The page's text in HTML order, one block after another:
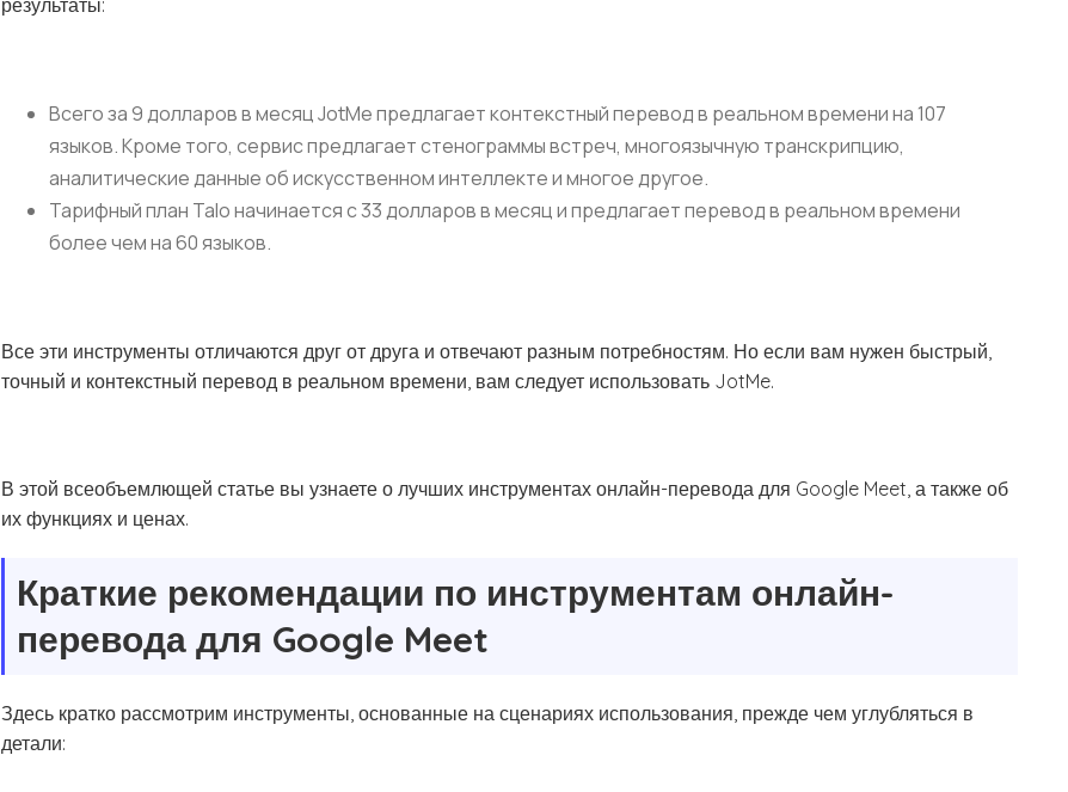
результаты:
Всего за 9 долларов в месяц JotMe предлагает контекстный перевод в реальном времени на 107
языков. Кроме того, сервис предлагает стенограммы встреч, многоязычную транскрипцию,
аналитические данные об искусственном интеллекте и многое другое.
Тарифный план Talo начинается с 33 долларов в месяц и предлагает перевод в реальном времени
более чем на 60 языков.
Все эти инструменты отличаются друг от друга и отвечают разным потребностям. Но если вам нужен быстрый,
точный и контекстный перевод в реальном времени, вам следует использовать JotMe.
В этой всеобъемлющей статье вы узнаете о лучших инструментах онлайн-перевода для Google Meet, а также об
их функциях и ценах.
Краткие рекомендации по инструментам онлайн-
перевода для Google Meet
Здесь кратко рассмотрим инструменты, основанные на сценариях использования, прежде чем углубляться в
детали: